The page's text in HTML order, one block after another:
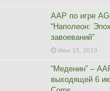
ААР по игре
“Наполеон:
завоеваний”
Июн 15, 2013
“Меденин” –
выходящей 6